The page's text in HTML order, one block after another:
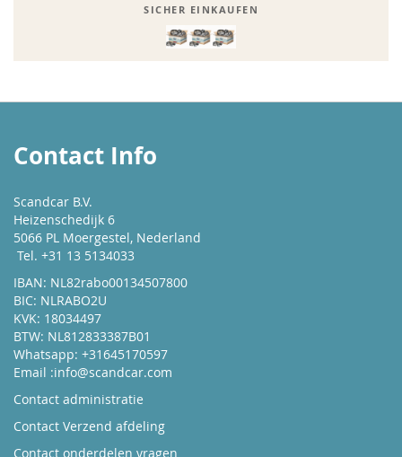
SICHER EINKAUFEN
Contact Info
Scandcar B.V.
Heizenschedijk 6
5066 PL Moergestel, Nederland
Tel. +31 13 5134033
IBAN: NL82rabo00134507800
BIC: NLRABO2U
KVK: 18034497
BTW: NL812833387B01
Whatsapp: +31645170597
Email :info@scandcar.com
Contact administratie
Contact Verzend afdeling
Contact onderdelen vragen